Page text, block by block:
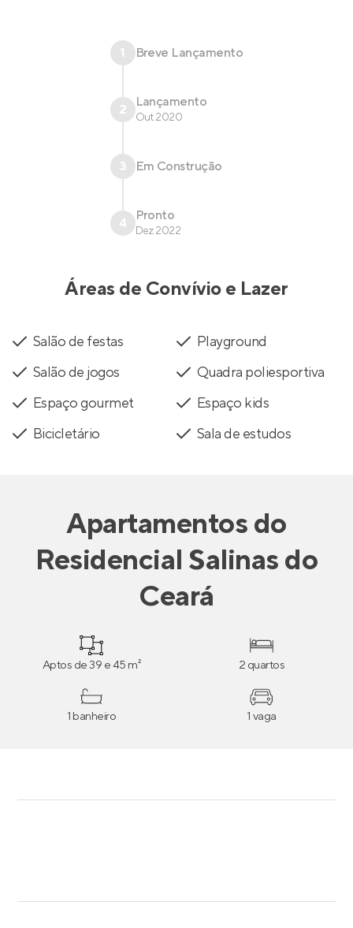
1 Breve Lançamento
2 Lançamento
Out 2020
3 Em Construção
4 Pronto
Dez 2022
Áreas de Convívio e Lazer
Salão de festas
Playground
Salão de jogos
Quadra poliesportiva
Espaço gourmet
Espaço kids
Bicicletário
Sala de estudos
Apartamentosdo
Residencial Salinas do
Ceará
Aptos de 39 e 45 m² 2 quartos
1 banheiro 1 vaga